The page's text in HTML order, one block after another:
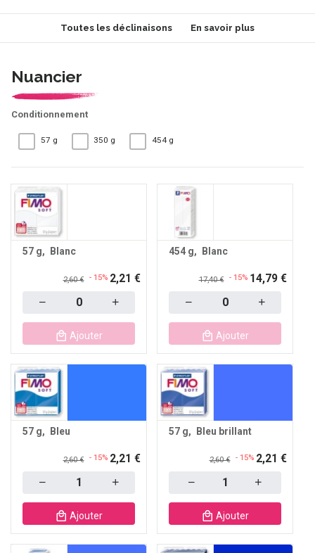
Toutes les déclinaisons En savoir plus
Nuancier
Conditionnement
57 g 350 g 454 g
57 g Blanc
2,60 € - 15% 2,21 €
Ajouter
454 g Blanc
17,40 € - 15% 14,79 €
Ajouter
57 g Bleu
2,60 € - 15% 2,21 €
Ajouter
57 g Bleu brillant
2,60 € - 15% 2,21 €
Ajouter